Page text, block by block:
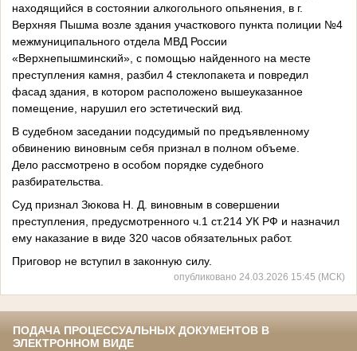
находящийся в состоянии алкогольного опьянения, в г.
Верхняя Пышма возле здания участкового пункта полиции №4
межмуниципального отдела МВД России
«Верхнепышминский», с помощью найденного на месте
преступления камня, разбил 4 стеклопакета и повредил
фасад здания, в котором расположено вышеуказанное
помещение, нарушил его эстетический вид.
В судебном заседании подсудимый по предъявленному
обвинению виновным себя признал в полном объеме.
Дело рассмотрено в особом порядке судебного
разбирательства.
Суд признал Зюкова Н. Д. виновным в совершении
преступления, предусмотренного ч.1 ст.214 УК РФ и назначил
ему наказание в виде 320 часов обязательных работ.
Приговор не вступил в законную силу.
опубликовано 24.03.2026 15:45 (МСК)
ПОДАЧА ПРОЦЕССУАЛЬНЫХ ДОКУМЕНТОВ В
ЭЛЕКТРОННОМ ВИДЕ